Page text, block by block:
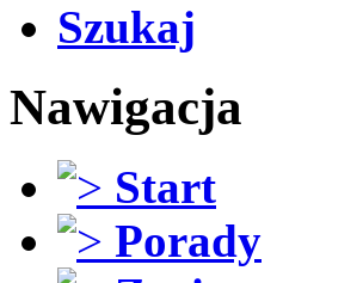
Szukaj
Nawigacja
Start
Porady